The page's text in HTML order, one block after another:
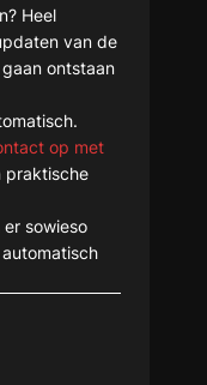
Heel
van de
ontstaan
op met
praktische
sowieso